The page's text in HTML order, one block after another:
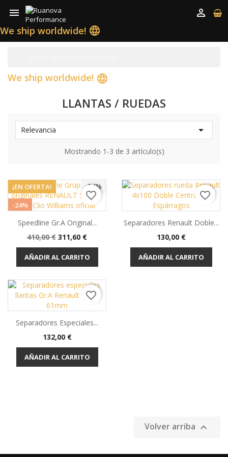


We ship worldwide! language
We ship worldwide! language
LLANTAS / RUEDAS
Relevancia 
Mostrando 1-3 de 3 artículo(s)
-24%
¡EN OFERTA!
-24%
Speedline Gr.A Original...
Precio
base
410,00 € Precio
311,60 €
AÑADIR AL CARRITO
favorite_border
Separadores Renault Doble...
Precio
130,00 €
AÑADIR AL CARRITO
favorite_border
Separadores Especiales...
Precio
132,00 €
AÑADIR AL CARRITO
favorite_border
Volver arriba 